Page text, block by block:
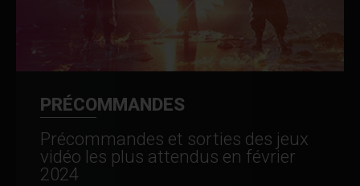
PRÉCOMMANDES
Précommandes et sorties des jeux
vidéo les plus attendus en février
2024